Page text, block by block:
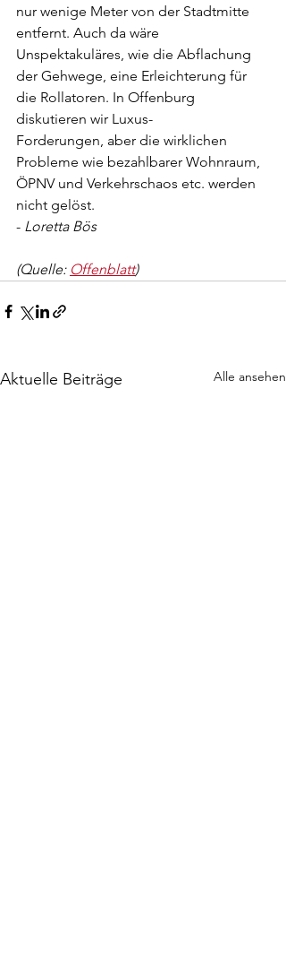
nur wenige Meter von der Stadtmitte
entfernt. Auch da wäre
Unspektakuläres, wie die Abflachung
der Gehwege, eine Erleichterung für
die Rollatoren. In Offenburg
diskutieren wir Luxus-
Forderungen, aber die wirklichen
Probleme wie bezahlbarer Wohnraum,
ÖPNV und Verkehrschaos etc. werden
nicht gelöst.
- Loretta Bös
(Quelle: Offenblatt)
Aktuelle Beiträge Alle ansehen